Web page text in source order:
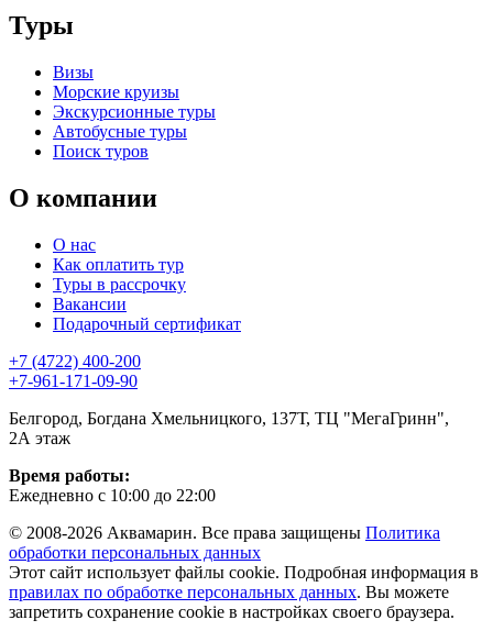
Туры
Визы
Морские круизы
Экскурсионные туры
Автобусные туры
Поиск туров
О компании
О нас
Как оплатить тур
Туры в рассрочку
Вакансии
Подарочный сертификат
+7 (4722) 400-200
+7-961-171-09-90
Белгород, Богдана Хмельницкого, 137Т, ТЦ "МегаГринн",
2А этаж
Время работы:
Ежедневно с 10:00 до 22:00
© 2008-2026 Аквамарин. Все права защищены Политика
обработки персональных данных
Этот сайт использует файлы cookie. Подробная информация в
правилах по обработке персональных данных. Вы можете
запретить сохранение cookie в настройках своего браузера.